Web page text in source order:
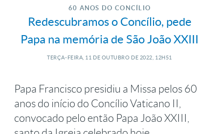
60 ANOS DO CONCÍLIO
Redescubramos o Concílio, pede
Papa na memória de São João XXIII
TERÇA-FEIRA, 11 DE OUTUBRO DE 2022, 12H51
Papa Francisco presidiu a Missa pelos 60
anos do início do Concílio Vaticano II,
convocado pelo então Papa João XXIII,